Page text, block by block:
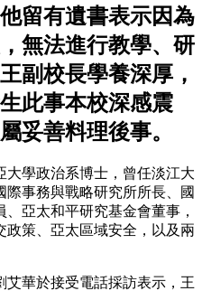
留有遺書表示因為
無法進行教學、研
副校長學養深厚，
此事本校深感震
妥善料理後事。
大學政治系博士，曾任淡江大
事務與戰略研究所所長、國
亞太和平研究基金會董事，
策、亞太區域安全，以及兩
華於接受電話採訪表示，王